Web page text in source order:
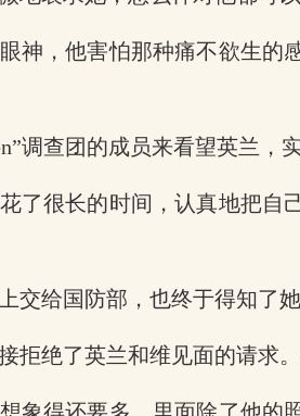
神，他害怕那种痛不欲生的
调查团的成员来看望英兰，
了很长的时间，认真地把自
交给国防部，也终于得知了
拒绝了英兰和维见面的请求